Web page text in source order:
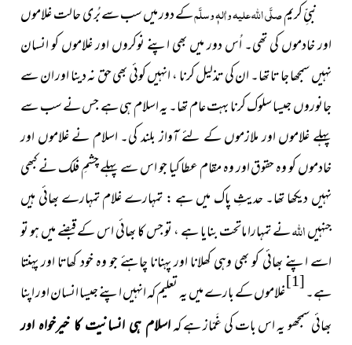
نبیِّ کریمصلَّی اللہ علیہ واٰلہٖ وسلَّمکے دور میں سب سے بُری حالت غلاموں
اور خادموں کی تھی۔ اُس دور میں بھی اپنے نوکروں اور غلاموں کو انسان
نہیں سمجھا جا تا تھا۔ ان کی تذلیل کرنا ، انہیں کوئی بھی حق نہ دینا اور ان سے
جانوروں جیسا سلوک کرنا بہت عام تھا۔ یہ اسلام ہی ہے جس نے سب سے
پہلے غلاموں اور ملازموں کے لئے آواز بلند کی۔ اسلام نے غلاموں اور
خادموں کو وہ حقوق اور وہ مقام عطا کیا جو اس سے پہلے چشمِ فلک نے کبھی
نہیں دیکھا تھا۔ حدیثِ پاک میں ہے : تمہارے غلام تمہارے بھائی ہیں
جنہیںاللہنے تمہارا ماتحت بنایا ہے ، تو جس کا بھائی اس کے قبضے میں ہو تو
اسے اپنے بھائی کو بھی وہی کھلانا اور پہنانا چاہئے جو وہ خود کھاتا اور پہنتا
ہے۔[1]غلاموں کے بارے میں یہ تعلیم کہ انہیں اپنے جیسا انسان اور اپنا
بھائی سمجھو یہ اس بات کی غَمّاز ہے کہاسلام ہی انسانیت کا خیرخواہ اور